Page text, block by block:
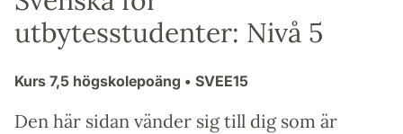
utbytesstudenter: Nivå 5
Kurs 7,5 högskolepoäng • SVEE15
Den här sidan vänder sig till dig som är